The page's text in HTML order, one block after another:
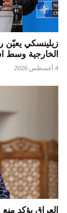
زيلينسكي يعيّن
الخارجية وسط
4 أغسطس 2026
العراق يؤكد